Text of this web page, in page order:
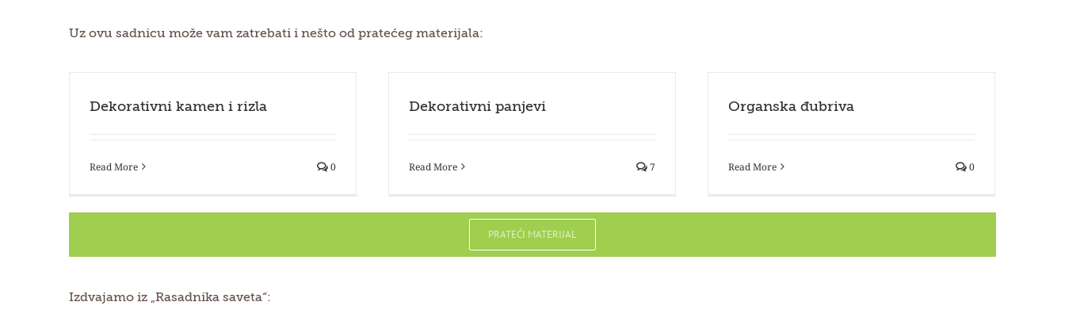
Uz ovu sadnicu može vam zatrebati i nešto od pratećeg materijala:
Dekorativni kamen i rizla
Read More 0
Dekorativni panjevi
Read More 7
Organska đubriva
Read More 0
PRATEĆI MATERIJAL
Izdvajamo iz „Rasadnika saveta“: